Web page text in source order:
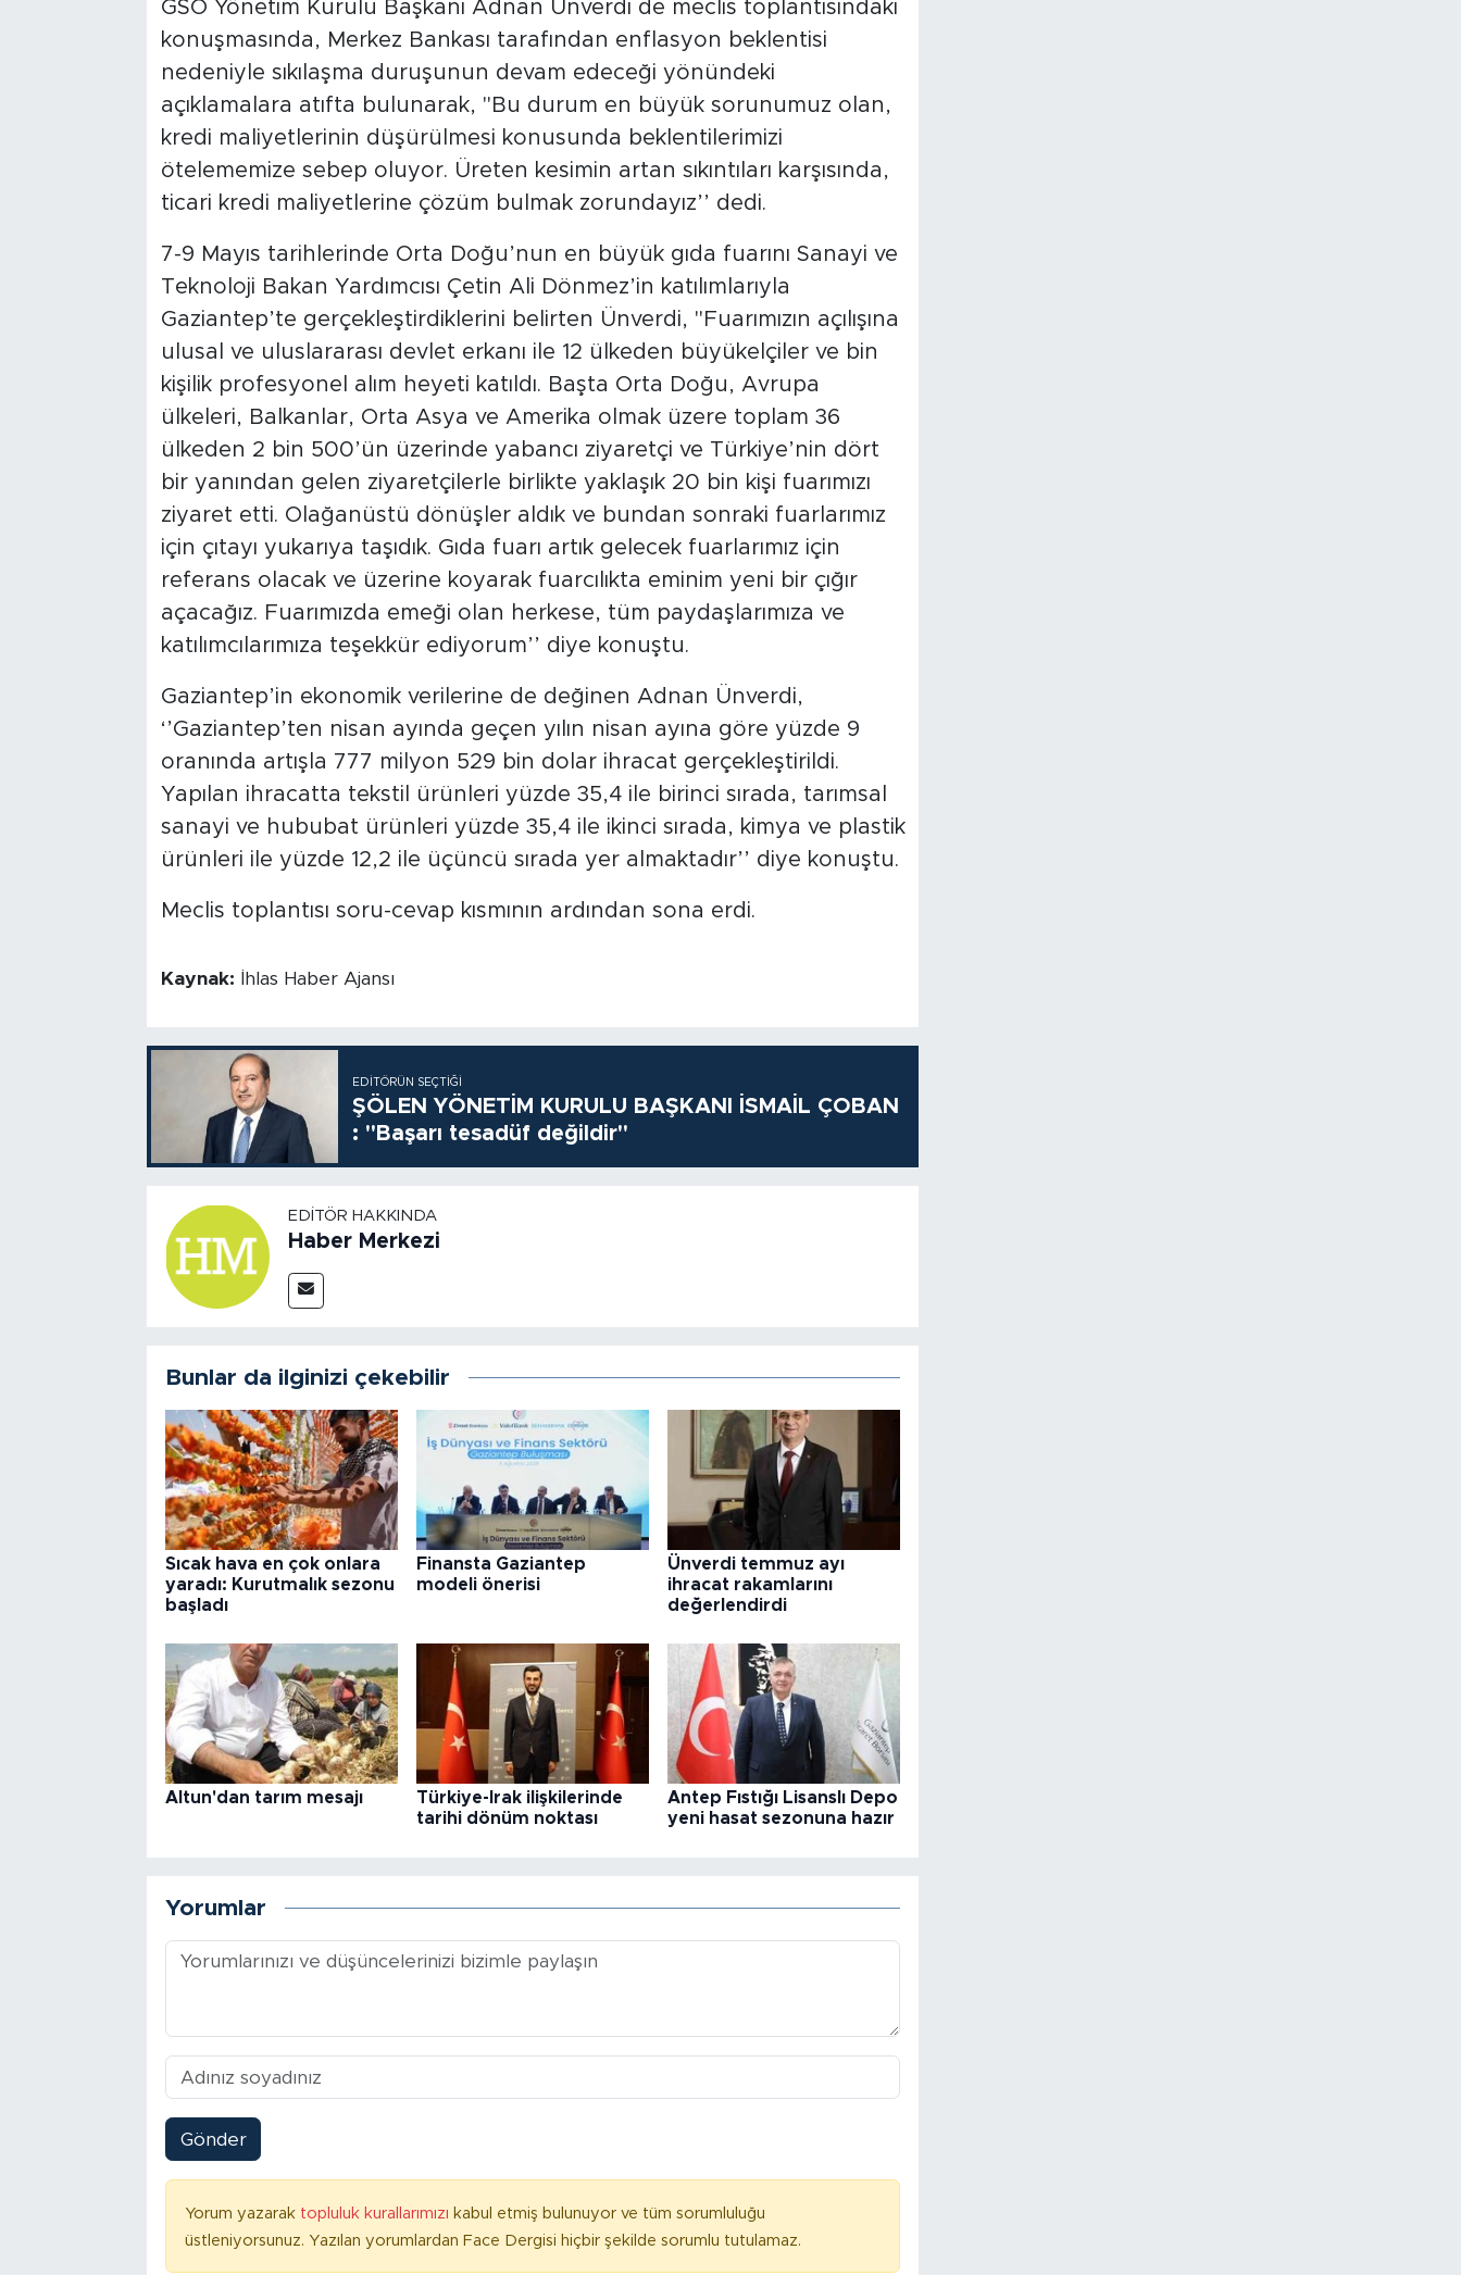
GSO Yönetim Kurulu Başkanı Adnan Ünverdi de meclis toplantısındaki
konuşmasında, Merkez Bankası tarafından enflasyon beklentisi
nedeniyle sıkılaşma duruşunun devam edeceği yönündeki
açıklamalara atıfta bulunarak, "Bu durum en büyük sorunumuz olan,
kredi maliyetlerinin düşürülmesi konusunda beklentilerimizi
ötelememize sebep oluyor. Üreten kesimin artan sıkıntıları karşısında,
ticari kredi maliyetlerine çözüm bulmak zorundayız’’ dedi.
7-9 Mayıs tarihlerinde Orta Doğu’nun en büyük gıda fuarını Sanayi ve
Teknoloji Bakan Yardımcısı Çetin Ali Dönmez’in katılımlarıyla
Gaziantep’te gerçekleştirdiklerini belirten Ünverdi, "Fuarımızın açılışına
ulusal ve uluslararası devlet erkanı ile 12 ülkeden büyükelçiler ve bin
kişilik profesyonel alım heyeti katıldı. Başta Orta Doğu, Avrupa
ülkeleri, Balkanlar, Orta Asya ve Amerika olmak üzere toplam 36
ülkeden 2 bin 500’ün üzerinde yabancı ziyaretçi ve Türkiye’nin dört
bir yanından gelen ziyaretçilerle birlikte yaklaşık 20 bin kişi fuarımızı
ziyaret etti. Olağanüstü dönüşler aldık ve bundan sonraki fuarlarımız
için çıtayı yukarıya taşıdık. Gıda fuarı artık gelecek fuarlarımız için
referans olacak ve üzerine koyarak fuarcılıkta eminim yeni bir çığır
açacağız. Fuarımızda emeği olan herkese, tüm paydaşlarımıza ve
katılımcılarımıza teşekkür ediyorum’’ diye konuştu.
Gaziantep’in ekonomik verilerine de değinen Adnan Ünverdi,
‘’Gaziantep’ten nisan ayında geçen yılın nisan ayına göre yüzde 9
oranında artışla 777 milyon 529 bin dolar ihracat gerçekleştirildi.
Yapılan ihracatta tekstil ürünleri yüzde 35,4 ile birinci sırada, tarımsal
sanayi ve hububat ürünleri yüzde 35,4 ile ikinci sırada, kimya ve plastik
ürünleri ile yüzde 12,2 ile üçüncü sırada yer almaktadır’’ diye konuştu.
Meclis toplantısı soru-cevap kısmının ardından sona erdi.
Kaynak: İhlas Haber Ajansı
EDITÖRÜN SEÇTIĞI
ŞÖLEN YÖNETİM KURULU BAŞKANI İSMAİL ÇOBAN
: "Başarı tesadüf değildir"
EDITÖR HAKKINDA
Haber Merkezi
Bunlar da ilginizi çekebilir
Sıcak hava en çok onlara
yaradı: Kurutmalık sezonu
başladı
Finansta Gaziantep
modeli önerisi
Ünverdi temmuz ayı
ihracat rakamlarını
değerlendirdi
Altun'dan tarım mesajı
Türkiye-Irak ilişkilerinde
tarihi dönüm noktası
Antep Fıstığı Lisanslı Depo
yeni hasat sezonuna hazır
Yorumlar
Gönder
Yorum yazarak topluluk kurallarımızı kabul etmiş bulunuyor ve tüm sorumluluğu
üstleniyorsunuz. Yazılan yorumlardan Face Dergisi hiçbir şekilde sorumlu tutulamaz.